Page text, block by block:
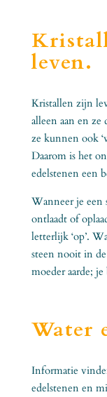
leven.
Kristallen zijn
alleen aan en
ze kunnen ook
Daarom is het
edelstenen een
Wanneer je een
ontlaadt of
letterlijk ‘op’.
steen nooit in
moeder aarde;
Water
Informatie
edelstenen en